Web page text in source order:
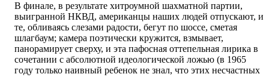
В финале, в результате хитроумной шахматной партии,
выигранной НКВД, американцы наших людей отпускают, и
те, обливаясь слезами радости, бегут по шоссе, сметая
шлагбаум; камера поэтически кружится, взмывает,
панорамирует сверху, и эта пафосная оттепельная лирика в
сочетании с абсолютной идеологической ложью (в 1965
году только наивный ребенок не знал, что этих несчастных